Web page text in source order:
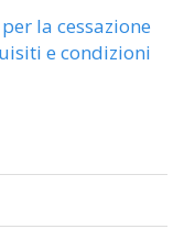
la cessazione
e condizioni